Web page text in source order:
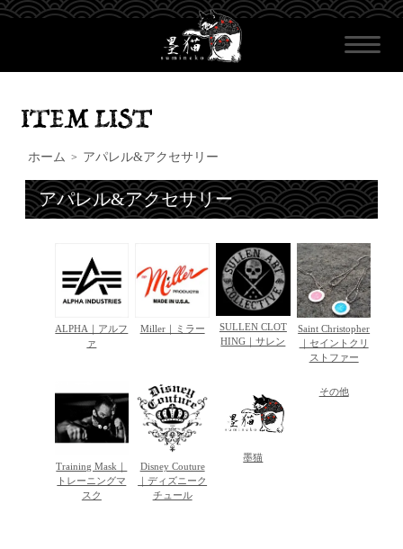
ホーム > アパレル&アクセサリー
アパレル&アクセサリー
ALPHA｜アルフ
ァ
Miller｜ミラー
SULLEN CLOT
HING｜サレン
Saint Christopher
｜セイントクリ
ストファー
Training Mask｜
トレーニングマ
スク
Disney Couture
｜ディズニーク
チュール
墨猫
その他